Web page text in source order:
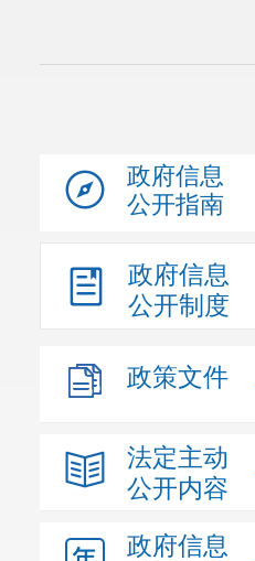
政府信息
公开指南
政府信息
公开制度
政策文件
法定主动
公开内容
政府信息